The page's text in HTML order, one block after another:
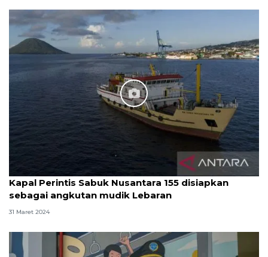
Kapal Perintis Sabuk Nusantara 155 disiapkan
sebagai angkutan mudik Lebaran
31 Maret 2024